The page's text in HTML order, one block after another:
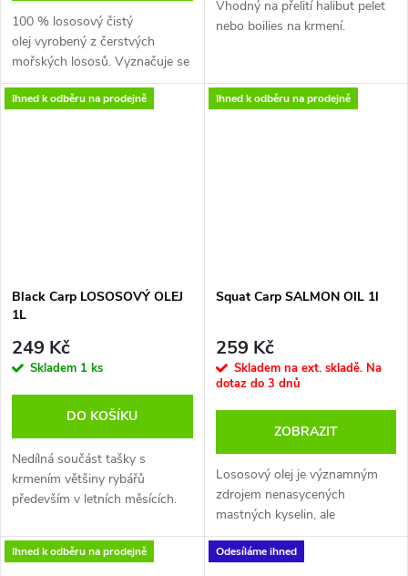
100 % lososový čistý
olej vyrobený z čerstvých
mořských lososů. Vyznačuje se
extrémní svěžestí a má velmi
vysokou čistotu. Norský losos
(kyselina dokosahexaenová).
Je výborným atraktorem s
vysokou energetickou
Vhodný na přelití halibut pelet
nebo boilies na krmení.
Ihned k odběru na prodejně
Black Carp LOSOSOVÝ OLEJ
1L
249 Kč
Skladem 1 ks
DO KOŠÍKU
Nedílná součást tašky s
krmením většiny rybářů
především v letních měsících.
Ihned k odběru na prodejně
Squat Carp SALMON OIL 1l
259 Kč
Skladem na ext. skladě. Na
dotaz do 3 dnů
ZOBRAZIT
Lososový olej je významným
zdrojem nenasycených
mastných kyselin, ale
samozřejmě také výborný
atraktor. Obsahuje přírodní
Ihned k odběru na prodejně Odesíláme ihned